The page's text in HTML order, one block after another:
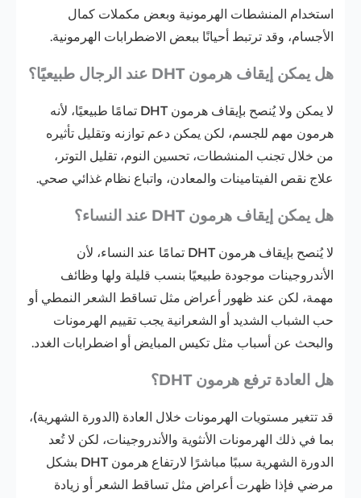
استخدام المنشطات الهرمونية وبعض مكملات كمال
الأجسام، وقد ترتبط أحيانًا ببعض الاضطرابات الهرمونية.
هل يمكن إيقاف هرمون DHT عند الرجال طبيعيًا؟
لا يمكن ولا يُنصح بإيقاف هرمون DHT تمامًا طبيعيًا، لأنه
هرمون مهم للجسم، لكن يمكن دعم توازنه وتقليل تأثيره
من خلال تجنب المنشطات، تحسين النوم، تقليل التوتر،
علاج نقص الفيتامينات والمعادن، واتباع نظام غذائي صحي.
هل يمكن إيقاف هرمون DHT عند النساء؟
لا يُنصح بإيقاف هرمون DHT تمامًا عند النساء، لأن
الأندروجينات موجودة طبيعيًا بنسب قليلة ولها وظائف
مهمة، لكن عند ظهور أعراض مثل تساقط الشعر النمطي أو
حب الشباب الشديد أو الشعرانية يجب تقييم الهرمونات
والبحث عن أسباب مثل تكيس المبايض أو اضطرابات الغدد.
هل العادة ترفع هرمون DHT؟
قد تتغير مستويات الهرمونات خلال العادة (الدورة الشهرية)،
بما في ذلك الهرمونات الأنثوية والأندروجينات، لكن لا تُعد
الدورة الشهرية سببًا مباشرًا لارتفاع هرمون DHT بشكل
مرضي فإذا ظهرت أعراض مثل تساقط الشعر أو زيادة